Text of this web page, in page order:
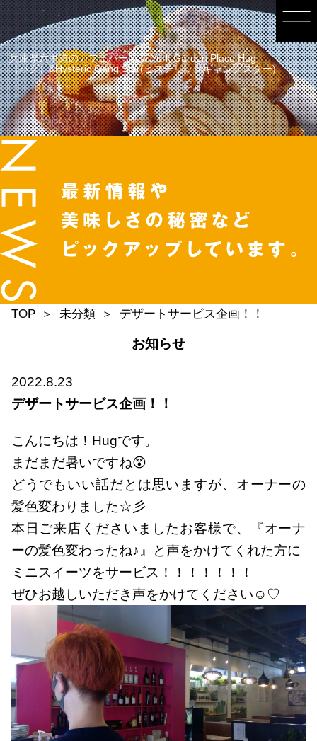
兵庫県六甲道のカフェバーNew York Garden Place Hug
（ハグ）&Hysteric Gang Star(ヒステリックギャングスター)
TOP 未分類 デザートサービス企画！！
お知らせ
2022.8.23
デザートサービス企画！！
こんにちは！Hugです。
まだまだ暑いですね😵
どうでもいい話だとは思いますが、オーナーの
髪色変わりました☆彡
本日ご来店くださいましたお客様で、『オーナ
ーの髪色変わったね♪』と声をかけてくれた方に
ミニスイーツをサービス！！！！！！！
ぜひお越しいただき声をかけてください☺♡